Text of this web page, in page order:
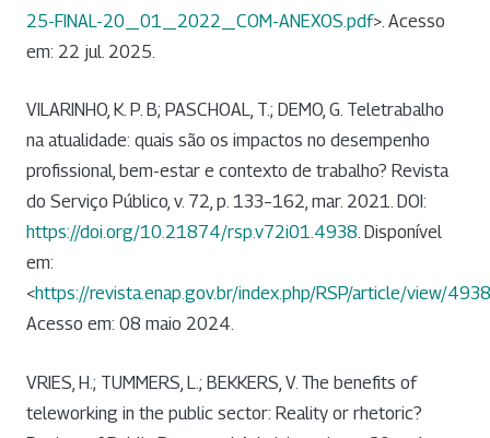
25-FINAL-20_01_2022_COM-ANEXOS.pdf>. Acesso
em: 22 jul. 2025.
VILARINHO, K. P. B; PASCHOAL, T.; DEMO, G. Teletrabalho
na atualidade: quais são os impactos no desempenho
profissional, bem-estar e contexto de trabalho? Revista
do Serviço Público, v. 72, p. 133–162, mar. 2021. DOI:
https://doi.org/10.21874/rsp.v72i01.4938. Disponível
em:
<https://revista.enap.gov.br/index.php/RSP/article/view/4938
Acesso em: 08 maio 2024.
VRIES, H.; TUMMERS, L.; BEKKERS, V. The benefits of
teleworking in the public sector: Reality or rhetoric?